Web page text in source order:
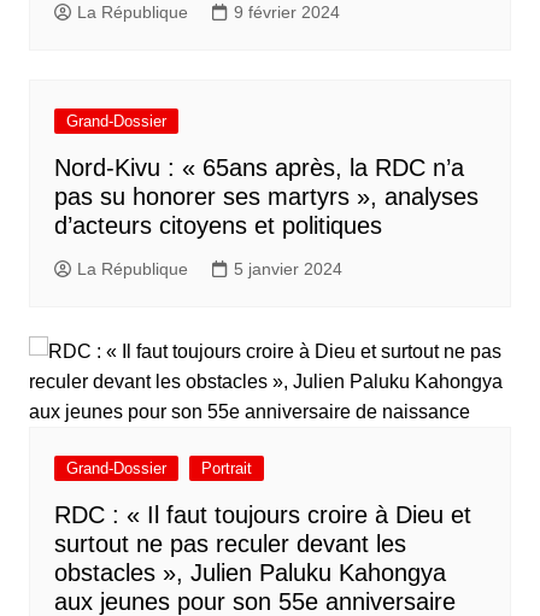
La République 9 février 2024
Grand-Dossier
Nord-Kivu : « 65ans après, la RDC n’a
pas su honorer ses martyrs », analyses
d’acteurs citoyens et politiques
La République 5 janvier 2024
Grand-Dossier Portrait
RDC : « Il faut toujours croire à Dieu et
surtout ne pas reculer devant les
obstacles », Julien Paluku Kahongya
aux jeunes pour son 55e anniversaire